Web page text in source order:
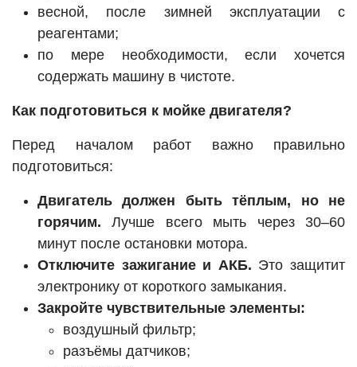
весной, после зимней эксплуатации с
реагентами;
по мере необходимости, если хочется
содержать машину в чистоте.
Как подготовиться к мойке двигателя?
Перед началом работ важно правильно
подготовиться:
Двигатель должен быть тёплым, но не
горячим. Лучше всего мыть через 30–60
минут после остановки мотора.
Отключите зажигание и АКБ. Это защитит
электронику от короткого замыкания.
Закройте чувствительные элементы:
воздушный фильтр;
разъёмы датчиков;